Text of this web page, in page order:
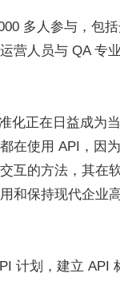
多人参与，包
营人员与 QA 专
化正在日益成为
在使用 API，因
互的方法，其在
和保持现代企业
计划，建立 API